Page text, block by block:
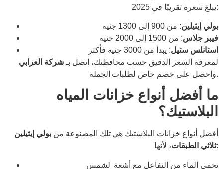
يبلغ سعره تقريبًا في 2025:
بولي إيثيلين: من 900 إلى 1300 جنيه
فيبر جلاس: من 1500 إلى 2000 جنيه
استانلس ستيل: يبدأ من 3000 جنيه فأكثر
لمعرفة السعر الدقيق حسب محافظتك، اتصل بـ شركة العرابي
واحصل على خصم خاص لطلبات الجملة.
ما أفضل أنواع خزانات المياه
البلاستيك؟
أفضل أنواع خزانات البلاستيك هي تلك المصنوعة من بولي إيثيلين
ثلاثي الطبقات، لأنها:
تحمي الماء من التفاعل مع أشعة الشمس